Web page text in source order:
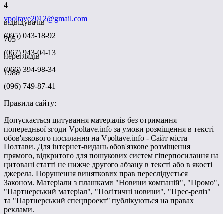
4
відвідувачів
705
переглядів
1988
vpoltave2012@gmail.com
(095) 043-18-92
(067) 943-04-13
(066) 394-98-34
(096) 749-87-41
Правила сайту:
Допускається цитування матеріалів без отримання
попередньої згоди Vpoltave.info за умови розміщення в тексті
обов'язкового посилання на Vpoltave.info - Сайт міста
Полтави. Для інтернет-видань обов'язкове розміщення
прямого, відкритого для пошукових систем гіперпосилання на
цитовані статті не нижче другого абзацу в тексті або в якості
джерела. Порушення виняткових прав переслідується
Законом. Матеріали з плашками "Новини компаній", "Промо",
"Партнерський матеріал", "Політичні новини", "Прес-реліз"
та "Партнерський спецпроект" публікуються на правах
реклами.